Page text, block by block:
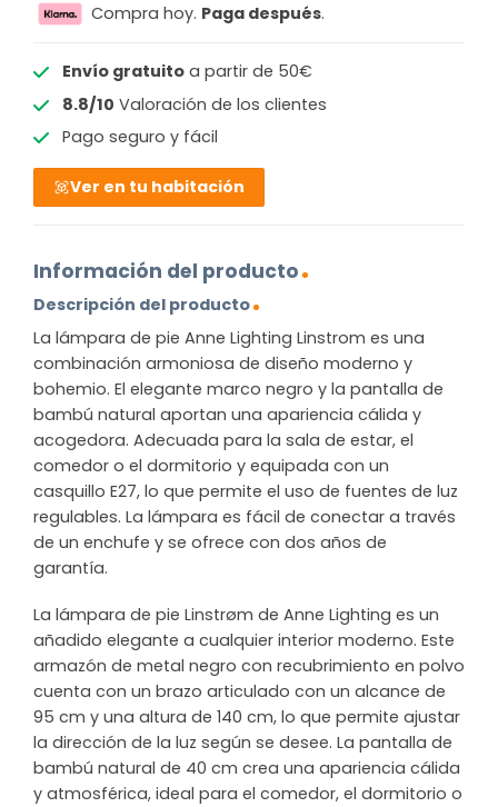
Compra hoy. Paga después.
Envío gratuitoa partir de 50€
8.8/10 Valoración de los clientes
Pago seguro y fácil
Ver en tu habitación
Información del producto
Descripción del producto
La lámpara de pie Anne Lighting Linstrom es una
combinación armoniosa de diseño moderno y
bohemio. El elegante marco negro y la pantalla de
bambú natural aportan una apariencia cálida y
acogedora. Adecuada para la sala de estar, el
comedor o el dormitorio y equipada con un
casquillo E27, lo que permite el uso de fuentes de luz
regulables. La lámpara es fácil de conectar a través
de un enchufe y se ofrece con dos años de
garantía.
La lámpara de pie Linstrøm de Anne Lighting es un
añadido elegante a cualquier interior moderno. Este
armazón de metal negro con recubrimiento en polvo
cuenta con un brazo articulado con un alcance de
95 cm y una altura de 140 cm, lo que permite ajustar
la dirección de la luz según se desee. La pantalla de
bambú natural de 40 cm crea una apariencia cálida
y atmosférica, ideal para el comedor, el dormitorio o